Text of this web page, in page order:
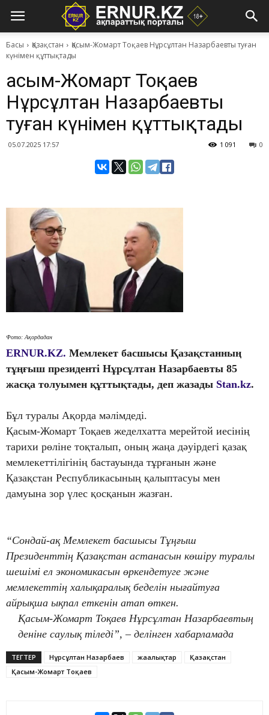
Басы Қазақстан
Қасым-Жомарт Тоқаев Нұрсұлтан Назарбаевты туған
күнімен құттықтады
Қасым-Жомарт Тоқаев
Нұрсұлтан Назарбаевты
туған күнімен құттықтады
05.07.2025 17:57 0
1 091
Фото: Ақордадан
ERNUR.KZ. Мемлекет басшысы Қазақстанның
тұңғыш президенті Нұрсұлтан Назарбаевты 85
жасқа толуымен құттықтады, деп жазады Stan.kz.
Бұл туралы Ақорда мәлімдеді.
Қасым-Жомарт Тоқаев жеделхатта мерейтой иесінің
тарихи рөліне тоқталып, оның жаңа дәуірдегі қазақ
мемлекеттілігінің бастауында тұрғанын және
Қазақстан Республикасының қалыптасуы мен
дамуына зор үлес қосқанын жазған.
“Сондай-ақ Мемлекет басшысы Тұңғыш
Президенттің Қазақстан астанасын көшіру туралы
шешімі ел экономикасын өркендетуге және
мемлекеттің халықаралық беделін нығайтуға
айрықша ықпал еткенін атап өткен.
Қасым-Жомарт Тоқаев Нұрсұлтан Назарбаевтың
деніне саулық тіледі”, – делінген хабарламада
ТЕГТЕР Нұрсұлтан Назарбаев жаңалықтар
Қазақстан
Қасым-Жомарт Тоқаев